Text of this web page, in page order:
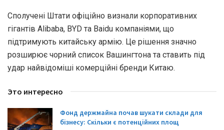
Сполучені Штати офіційно визнали корпоративних
гігантів Alibaba, BYD та Baidu компаніями, що
підтримують китайську армію. Це рішення значно
розширює чорний список Вашингтона та ставить під
удар найвідоміші комерційні бренди Китаю.
Это интересно
Фонд держмайна почав шукати склади для
бізнесу: Скільки є потенційних площ